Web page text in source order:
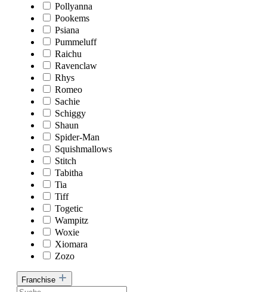
Pollyanna
Pookems
Psiana
Pummeluff
Raichu
Ravenclaw
Rhys
Romeo
Sachie
Schiggy
Shaun
Spider-Man
Squishmallows
Stitch
Tabitha
Tia
Tiff
Togetic
Wampitz
Woxie
Xiomara
Zozo
Franchise